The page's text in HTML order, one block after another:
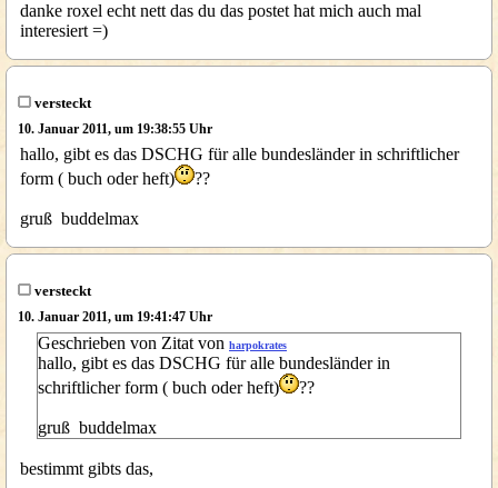
danke roxel echt nett das du das postet hat mich auch mal
interesiert =)
versteckt
10. Januar 2011, um 19:38:55 Uhr
hallo, gibt es das DSCHG für alle bundesländer in schriftlicher
form ( buch oder heft)
??
gruß buddelmax
versteckt
10. Januar 2011, um 19:41:47 Uhr
Geschrieben von Zitat von harpokrates
hallo, gibt es das DSCHG für alle bundesländer in
schriftlicher form ( buch oder heft)
??
gruß buddelmax
bestimmt gibts das,